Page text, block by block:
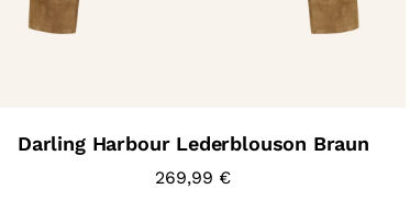
Darling Harbour Lederblouson Braun
269,99 €